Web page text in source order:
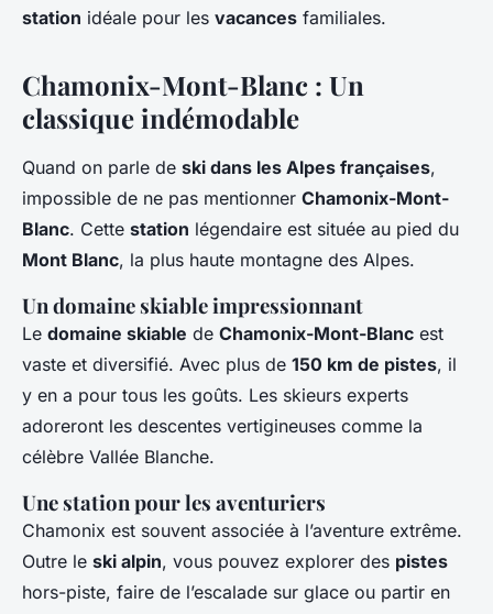
station idéale pour les vacances familiales.
Chamonix-Mont-Blanc : Un
classique indémodable
Quand on parle de ski dans les Alpes françaises,
impossible de ne pas mentionner Chamonix-Mont-
Blanc. Cette station légendaire est située au pied du
Mont Blanc, la plus haute montagne des Alpes.
Un domaine skiable impressionnant
Le domaine skiable de Chamonix-Mont-Blanc est
vaste et diversifié. Avec plus de 150 km de pistes, il
y en a pour tous les goûts. Les skieurs experts
adoreront les descentes vertigineuses comme la
célèbre Vallée Blanche.
Une station pour les aventuriers
Chamonix est souvent associée à l’aventure extrême.
Outre le ski alpin, vous pouvez explorer des pistes
hors-piste, faire de l’escalade sur glace ou partir en